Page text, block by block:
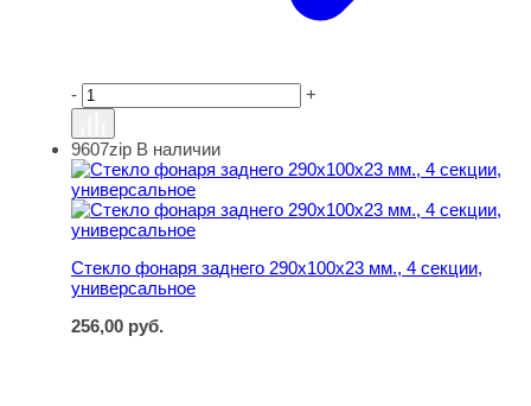
- +
Стекло фонаря заднего 290х100х23 мм., 4 секции,
9607zip В наличии
Стекло фонаря заднего 290х100х23 мм., 4 секции,
универсальное
256,00 руб.